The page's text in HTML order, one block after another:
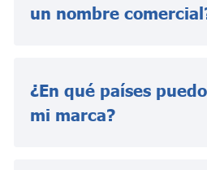
un nombre
¿En qué países
mi marca?